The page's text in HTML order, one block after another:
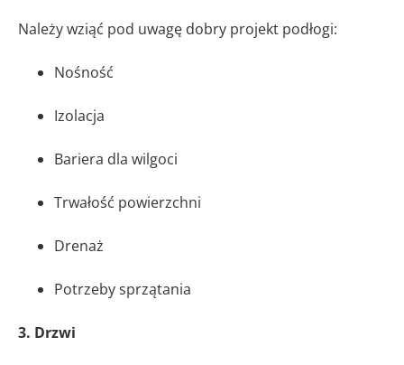
Należy wziąć pod uwagę dobry projekt podłogi:
Nośność
Izolacja
Bariera dla wilgoci
Trwałość powierzchni
Drenaż
Potrzeby sprzątania
3. Drzwi